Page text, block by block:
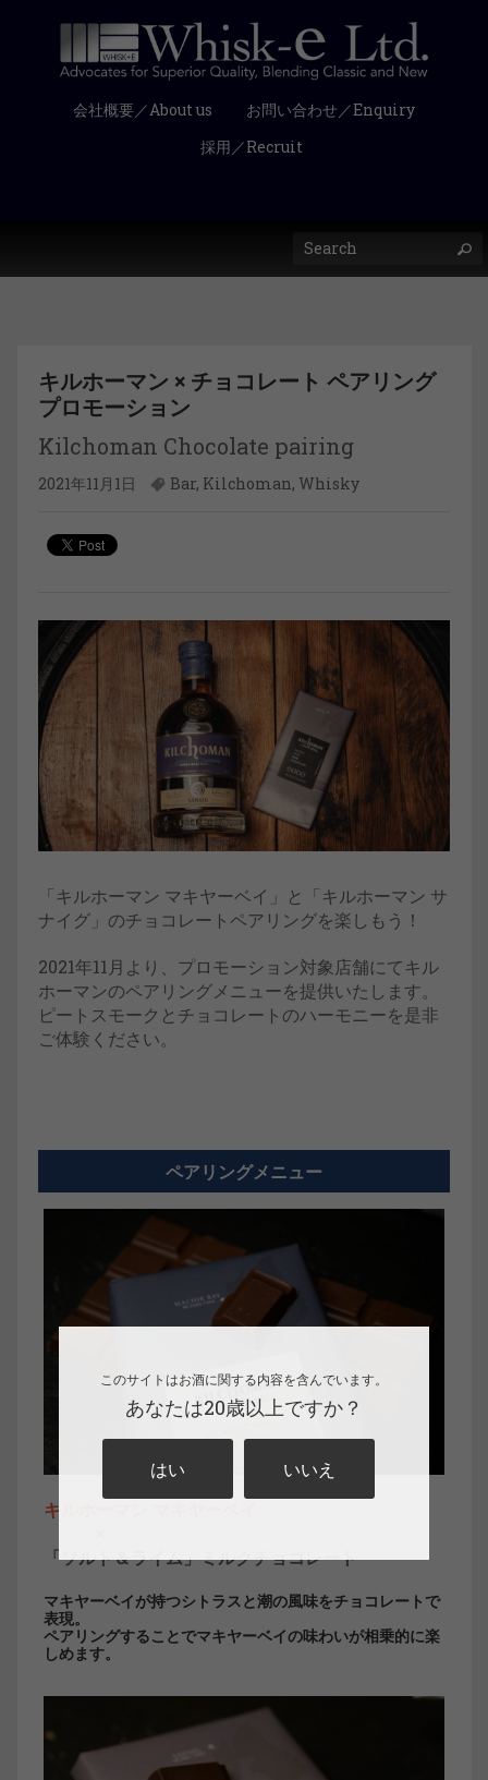
会社概要／About us
お問い合わせ／Enquiry
採用／Recruit
キルホーマン × チョコレート ペアリング
プロモーション
Kilchoman Chocolate pairing
2021年11月1日 Bar, Kilchoman, Whisky
「キルホーマン マキヤーベイ」と「キルホーマン サ
ナイグ」のチョコレートペアリングを楽しもう！
2021年11月より、プロモーション対象店舗にてキル
ホーマンのペアリングメニューを提供いたします。
ピートスモークとチョコレートのハーモニーを是非
ご体験ください。
ペアリングメニュー
キルホーマン マキヤーベイ
「ソルト＆ライム」ミルクチョコレート
マキヤーベイが持つシトラスと潮の風味をチョコレートで
表現。
ペアリングすることでマキヤーベイの味わいが相乗的に楽
しめます。
このサイトはお酒に関する内容を含んでいます。
あなたは20歳以上ですか？
はい いいえ